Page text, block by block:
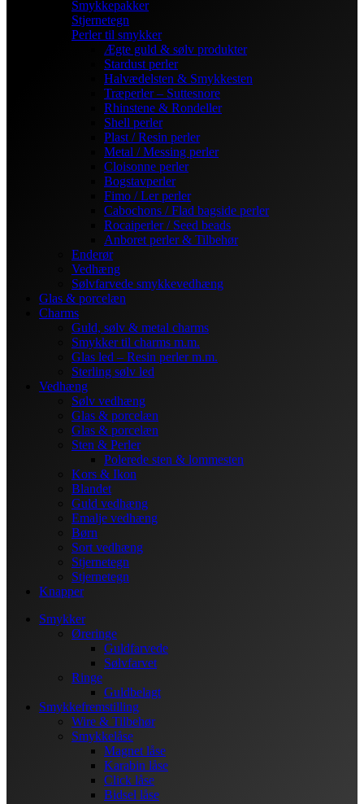
Smykkepakker
Stjernetegn
Perler til smykker
Ægte guld & sølv produkter
Stardust perler
Halvædelsten & Smykkesten
Træperler – Suttesnore
Rhinstene & Rondeller
Shell perler
Plast / Resin perler
Metal / Messing perler
Cloisonne perler
Bogstavperler
Fimo / Ler perler
Cabochons / Flad bagside perler
Rocaiperler / Seed beads
Anboret perler & Tilbehør
Enderør
Vedhæng
Sølvfarvede smykkevedhæng
Glas & porcelæn
Charms
Guld, sølv & metal charms
Smykker til charms m.m.
Glas led – Resin perler m.m.
Sterling sølv led
Vedhæng
Sølv vedhæng
Glas & porcelæn
Glas & porcelæn
Sten & Perler
Polerede sten & lommesten
Kors & Ikon
Blandet
Guld vedhæng
Emalje vedhæng
Børn
Sort vedhæng
Stjernetegn
Stjernetegn
Knapper
Smykker
Øreringe
Guldfarvede
Sølvfarvet
Ringe
Guldbelagt
Smykkefremstilling
Wire & Tilbehør
Smykkelåse
Magnet låse
Karabin låse
Click låse
Bidsel låse